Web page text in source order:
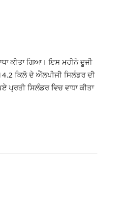
ਕੀਤਾ ਗਿਆ। ਇਸ ਮਹੀਨੇ ਦੂਜੀ
ਕਿਲੋ ਦੇ ਐੱਲਪੀਜੀ ਸਿਲੰਡਰ ਦੀ
ਸਿਲੰਡਰ ਵਿਚ ਵਾਧਾ ਕੀਤਾ